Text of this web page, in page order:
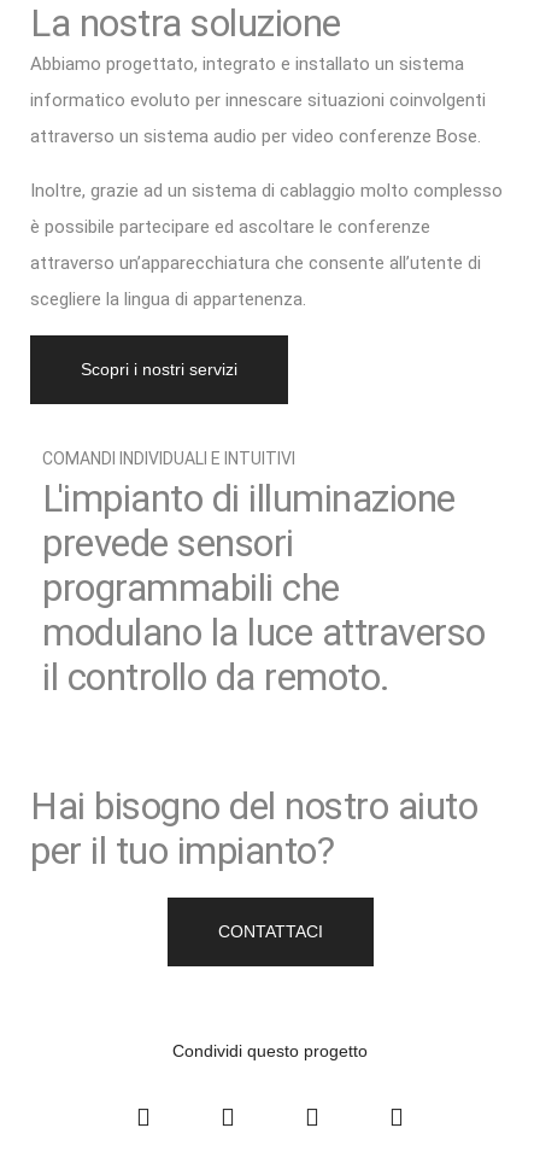
La nostra soluzione
Abbiamo progettato, integrato e installato un sistema
informatico evoluto per innescare situazioni coinvolgenti
attraverso un sistema audio per video conferenze Bose.
Inoltre, grazie ad un sistema di cablaggio molto complesso
è possibile partecipare ed ascoltare le conferenze
attraverso un’apparecchiatura che consente all’utente di
scegliere la lingua di appartenenza.
Scopri i nostri servizi
COMANDI INDIVIDUALI E INTUITIVI
L'impianto di illuminazione
prevede sensori
programmabili che
modulano la luce attraverso
il controllo da remoto.
Hai bisogno del nostro aiuto
per il tuo impianto?
CONTATTACI
Condividi questo progetto